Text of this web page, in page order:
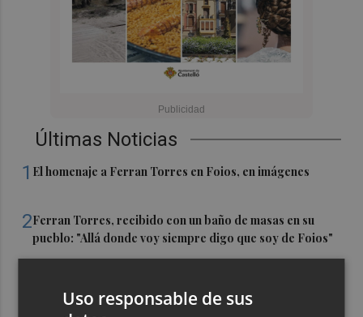
Últimas Noticias
1 El homenaje a Ferran Torres en Foios, en imágenes
2Ferran Torres, recibido con un baño de masas en su
pueblo: "Allá donde voy siempre digo que soy de Foios"
Uso responsable de sus